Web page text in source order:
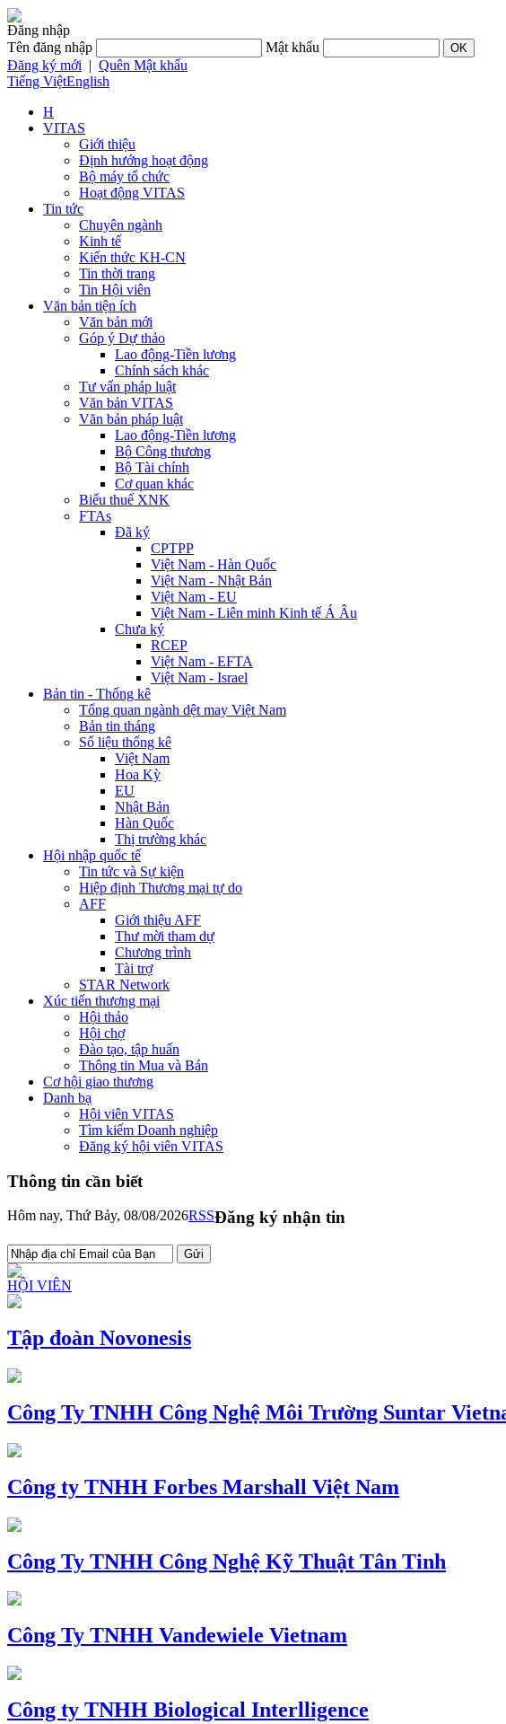
Đăng nhập
Tên đăng nhập
Mật khẩu
Đăng ký mới | Quên Mật khẩu
Tiếng ViệtEnglish
H
VITAS
Giới thiệu
Định hướng hoạt động
Bộ máy tổ chức
Hoạt động VITAS
Tin tức
Chuyên ngành
Kinh tế
Kiến thức KH-CN
Tin thời trang
Tin Hội viên
Văn bản tiện ích
Văn bản mới
Góp ý Dự thảo
Lao động-Tiền lương
Chính sách khác
Tư vấn pháp luật
Văn bản VITAS
Văn bản pháp luật
Lao động-Tiền lương
Bộ Công thương
Bộ Tài chính
Cơ quan khác
Biểu thuế XNK
FTAs
Đã ký
CPTPP
Việt Nam - Hàn Quốc
Việt Nam - Nhật Bản
Việt Nam - EU
Việt Nam - Liên minh Kinh tế Á Âu
Chưa ký
RCEP
Việt Nam - EFTA
Việt Nam - Israel
Bản tin - Thống kê
Tổng quan ngành dệt may Việt Nam
Bản tin tháng
Số liệu thống kê
Việt Nam
Hoa Kỳ
EU
Nhật Bản
Hàn Quốc
Thị trường khác
Hội nhập quốc tế
Tin tức và Sự kiện
Hiệp định Thương mại tự do
AFF
Giới thiệu AFF
Thư mời tham dự
Chương trình
Tài trợ
STAR Network
Xúc tiến thương mại
Hội thảo
Hội chợ
Đào tạo, tập huấn
Thông tin Mua và Bán
Cơ hội giao thương
Danh bạ
Hội viên VITAS
Tìm kiếm Doanh nghiệp
Đăng ký hội viên VITAS
Thông tin cần biết
Hôm nay, Thứ Bảy, 08/08/2026RSSĐăng ký nhận tin
HỘI VIÊN
Tập đoàn Novonesis
Công Ty TNHH Công Nghệ Môi Trường Suntar
Công ty TNHH Forbes Marshall Việt Nam
Công Ty TNHH Công Nghệ Kỹ Thuật Tân Tinh
Công Ty TNHH Vandewiele Vietnam
Công ty TNHH Biological Interlligence